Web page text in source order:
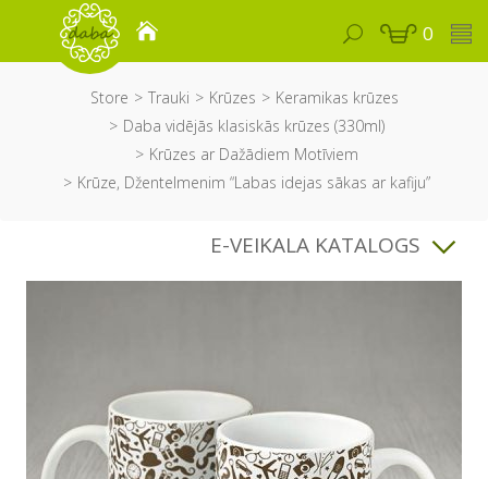
0
Store Trauki Krūzes
Keramikas krūzes
Daba vidējās klasiskās krūzes (330ml)
Krūzes ar Dažādiem Motīviem
Krūze, Džentelmenim “Labas idejas sākas ar kafiju”
E-VEIKALA KATALOGS